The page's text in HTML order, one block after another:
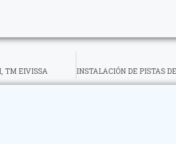
TM EIVISSA